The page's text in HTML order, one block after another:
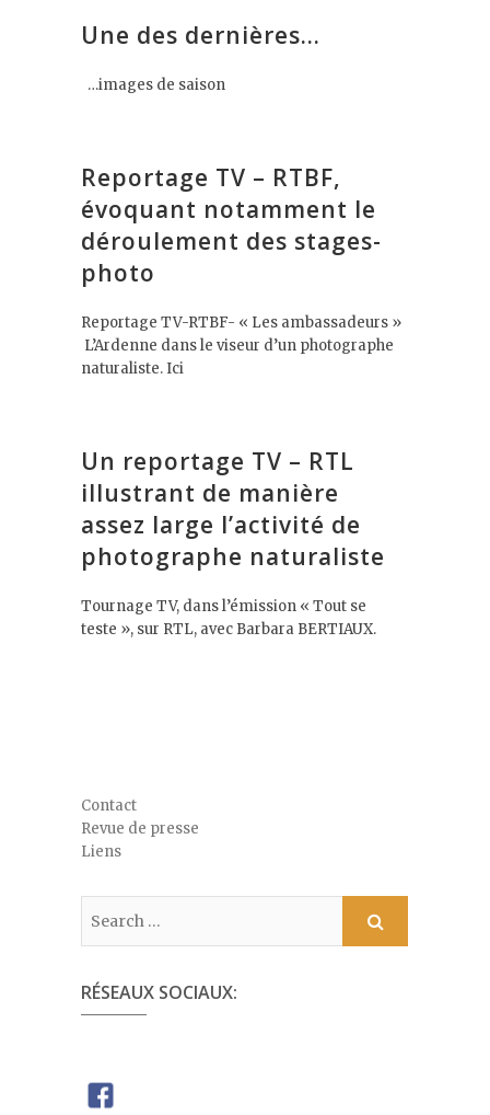
Une des dernières…
…images de saison
Reportage TV – RTBF,
évoquant notamment le
déroulement des stages-
photo
Reportage TV-RTBF- « Les ambassadeurs »
L’Ardenne dans le viseur d’un photographe
naturaliste. Ici
Un reportage TV – RTL
illustrant de manière
assez large l’activité de
photographe naturaliste
Tournage TV, dans l’émission « Tout se
teste », sur RTL, avec Barbara BERTIAUX.
Contact
Revue de presse
Liens
RÉSEAUX SOCIAUX: